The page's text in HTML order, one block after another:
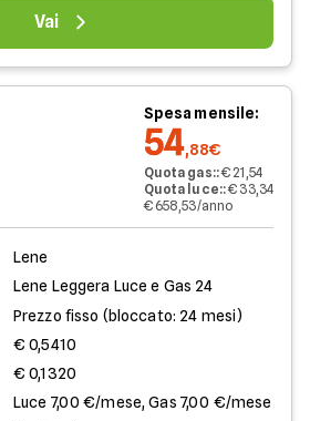
Vai
Spesa mensile:
54,88€
Quota gas::€ 21,54
Quota luce::€ 33,34
€ 658,53/anno
Lene
Lene Leggera Luce e Gas 24
Prezzo fisso (bloccato: 24 mesi)
€ 0,5410
€ 0,1320
Luce 7,00 €/mese, Gas 7,00 €/mese